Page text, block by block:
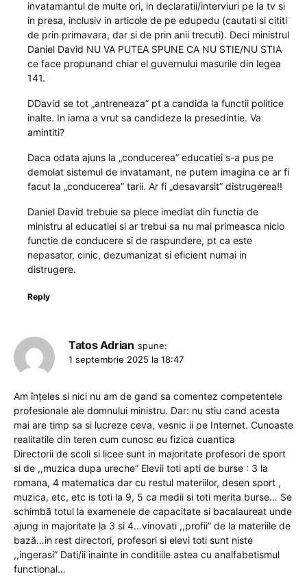
invatamantul de multe ori, in declaratii/interviuri pe la tv si
in presa, inclusiv in articole de pe edupedu (cautati si cititi
de prin primavara, dar si de prin anii trecuti). Deci ministrul
Daniel David NU VA PUTEA SPUNE CA NU STIE/NU STIA
ce face propunand chiar el guvernului masurile din legea
141.
DDavid se tot „antreneaza” pt a candida la functii politice
inalte. In iarna a vrut sa candideze la presedintie. Va
amintiti?
Daca odata ajuns la „conducerea” educatiei s-a pus pe
demolat sistemul de invatamant, ne putem imagina ce ar fi
facut la „conducerea” tarii. Ar fi „desavarsit” distrugerea!!
Daniel David trebuie sa plece imediat din functia de
ministru al educatiei si ar trebui sa nu mai primeasca nicio
functie de conducere si de raspundere, pt ca este
nepasator, cinic, dezumanizat si eficient numai in
distrugere.
Reply
Tatos Adrian spune:
1 septembrie 2025 la 18:47
Am înțeles si nici nu am de gand sa comentez competentele
profesionale ale domnului ministru. Dar: nu stiu cand acesta
mai are timp sa si lucreze ceva, vesnic ii pe Internet. Cunoaste
realitatile din teren cum cunosc eu fizica cuantica
Directorii de scoli si licee sunt in majoritate profesori de sport
si de ,,muzica dupa ureche” Elevii toti apti de burse : 3 la
romana, 4 matematica dar cu restul materiilor, desen sport ,
muzica, etc, etc is toti la 9, 5 ca medii si toti merita burse… Se
schimbă totul la examenele de capacitate si bacalaureat unde
ajung in majoritate la 3 si 4…vinovati ,,profii” de la materiile de
bază…in rest directori, profesori si elevi toti sunt niste
,,ingerasi” Dati/ii inainte in conditiile astea cu analfabetismul
functional…